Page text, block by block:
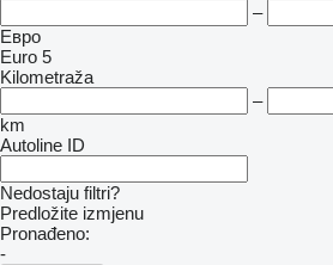
–
Евро
Euro 5
Kilometraža
–
km
Autoline ID
Nedostaju filtri?
Predložite izmjenu
Pronađeno:
-